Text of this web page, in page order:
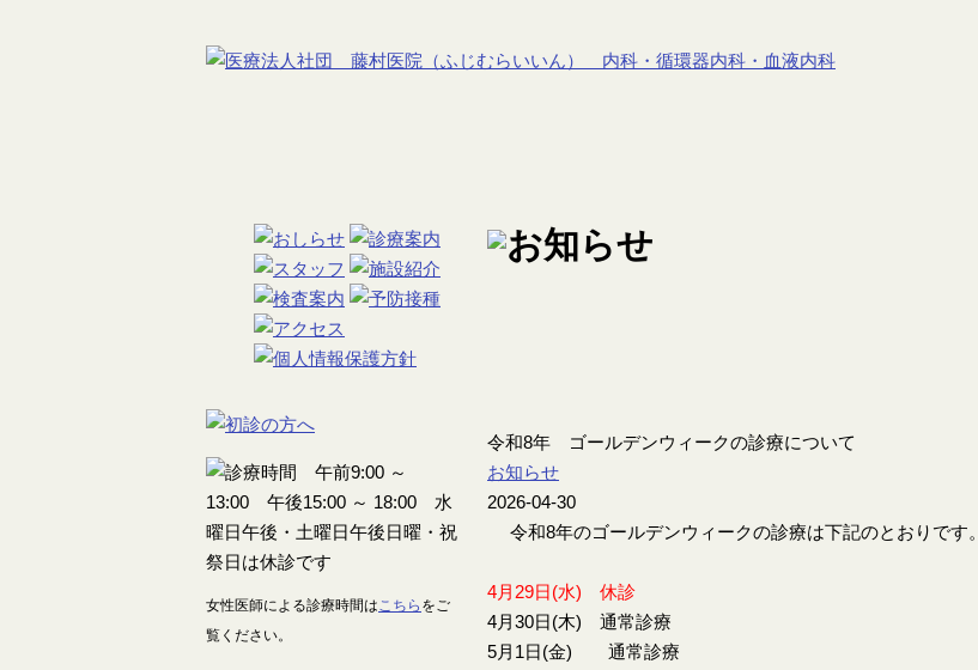
女性医師による診療時間はこちら をご
覧ください。
令和8年 ゴールデンウィークの診療について
お知らせ
2026-04-30
令和8年のゴールデンウィークの診療は下記のとおりです。
4月29日(水) 休診
4月30日(木) 通常診療
5月1日(金) 通常診療